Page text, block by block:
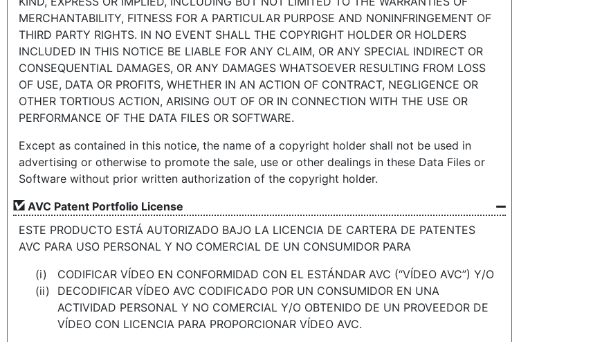
MERCHANTABILITY, FITNESS FOR A PARTICULAR PURPOSE AND NONINFRINGEMENT OF
THIRD PARTY RIGHTS. IN NO EVENT SHALL THE COPYRIGHT HOLDER OR HOLDERS
INCLUDED IN THIS NOTICE BE LIABLE FOR ANY CLAIM, OR ANY SPECIAL INDIRECT OR
CONSEQUENTIAL DAMAGES, OR ANY DAMAGES WHATSOEVER RESULTING FROM LOSS
OF USE, DATA OR PROFITS, WHETHER IN AN ACTION OF CONTRACT, NEGLIGENCE OR
OTHER TORTIOUS ACTION, ARISING OUT OF OR IN CONNECTION WITH THE USE OR
PERFORMANCE OF THE DATA FILES OR SOFTWARE.
Except as contained in this notice, the name of a copyright holder shall not be used in
advertising or otherwise to promote the sale, use or other dealings in these Data Files or
Software without prior written authorization of the copyright holder.
AVC Patent Portfolio License
ESTE PRODUCTO ESTÁ AUTORIZADO BAJO LA LICENCIA DE CARTERA DE PATENTES
AVC PARA USO PERSONAL Y NO COMERCIAL DE UN CONSUMIDOR PARA
CODIFICAR VÍDEO EN CONFORMIDAD CON EL ESTÁNDAR AVC (“VÍDEO AVC”) Y/O
DECODIFICAR VÍDEO AVC CODIFICADO POR UN CONSUMIDOR EN UNA
ACTIVIDAD PERSONAL Y NO COMERCIAL Y/O OBTENIDO DE UN PROVEEDOR DE
VÍDEO CON LICENCIA PARA PROPORCIONAR VÍDEO AVC.